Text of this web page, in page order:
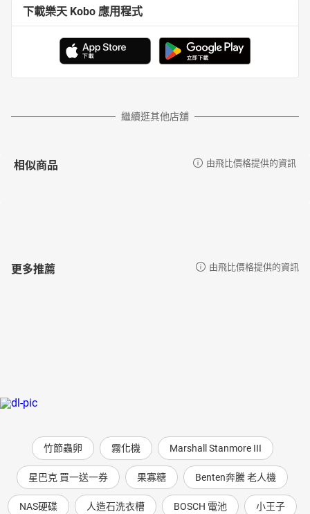
下載樂天 Kobo 應用程式
繼續逛其他店舖
相似商品 由飛比價格提供的資訊
更多推薦 由飛比價格提供的資訊
竹節蟲卵 霧化機 Marshall Stanmore III
星巴克 買一送一券 果寡糖 Benten奔騰 老人機
NAS硬碟 人造石洗衣槽 BOSCH 電池 小王子